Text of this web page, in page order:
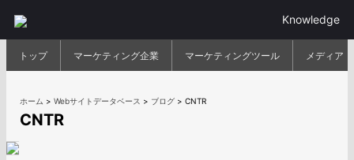
Knowledge
トップ マーケティング企業 マーケティングツール メディア
ホーム >Webサイトデータベース > ブログ >CNTR
CNTR